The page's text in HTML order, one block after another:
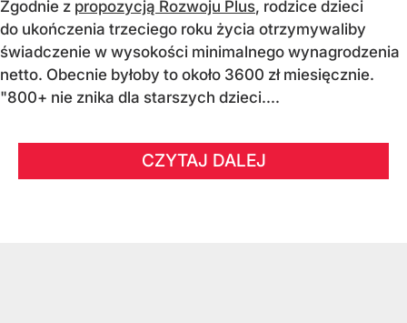
Zgodnie z propozycją Rozwoju Plus, rodzice dzieci
do ukończenia trzeciego roku życia otrzymywaliby
świadczenie w wysokości minimalnego wynagrodzenia
netto. Obecnie byłoby to około 3600 zł miesięcznie.
"800+ nie znika dla starszych dzieci....
CZYTAJ DALEJ